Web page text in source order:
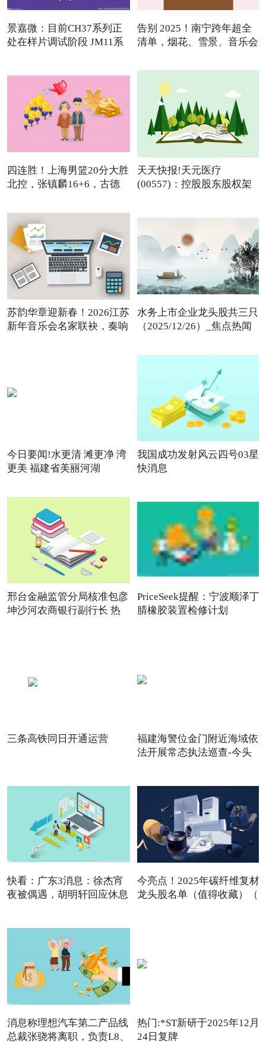
景嘉微：目前CH37系列正
处在样片调试阶段 JM11系
告别 2025！南宁跨年超全
清单，烟花、雪景、音乐会
四连胜！上海男篮20分大胜
北控，张镇麟16+6，古德
天天快报!天元医疗
(00557)：控股股东股权架
苏韵华章迎新春！2026江苏
新年音乐会名家联袂，奏响
水务上市企业龙头股共三只
（2025/12/26）_焦点热闻
今日要闻!水更清 滩更净 湾
更美 福建省美丽河湖
我国成功发射风云四号03星
快消息
邢台金融监管分局核准包彦
坤沙河农商银行副行长 热
PriceSeek提醒：宁波顺泽丁
腈橡胶装置检修计划
三条高铁同日开通运营
福建海警位金门附近海域依
法开展常态执法巡查-今头
快看：广东3消息：徐杰宵
夜被偶遇，胡明轩回应休息
今亮点！2025年碳纤维复材
龙头股名单（值得收藏）（
消息称理想汽车第二产品线
总裁张骁将离职，负责L8、
热门:*ST新研于2025年12月
24日复牌